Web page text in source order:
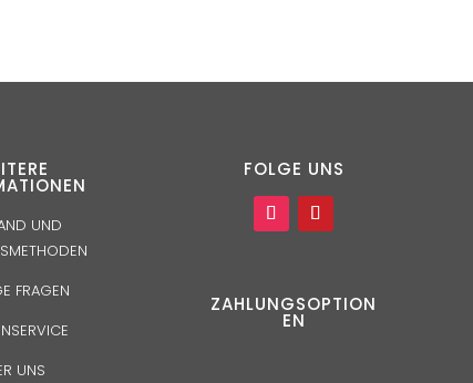
UND
FRAGEN
UNS
FOLGE UNS
ZAHLUNGSOPTION
EN